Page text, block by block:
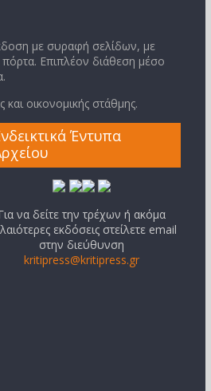
με συραφή σελίδων, με
Επιπλέον διάθεση μέσο
οικονομικής στάθμης.
Έντυπα
να δείτε την τρέχων ή ακόμα
εκδόσεις στείλετε email
στην διεύθυνση
kritipress@kritipress.gr